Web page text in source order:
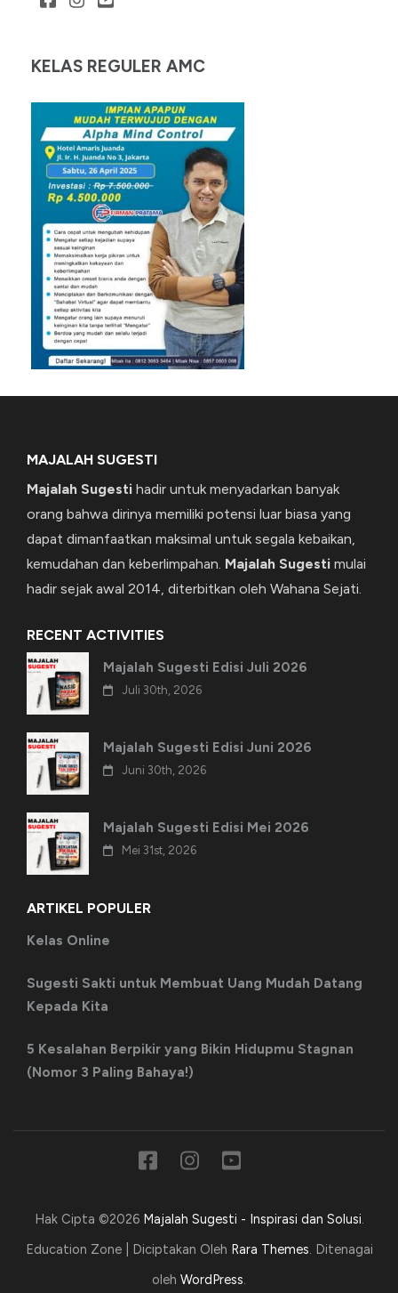
KELAS REGULER AMC
MAJALAH SUGESTI
Majalah Sugesti hadir untuk menyadarkan banyak
orang bahwa dirinya memiliki potensi luar biasa yang
dapat dimanfaatkan maksimal untuk segala kebaikan,
kemudahan dan keberlimpahan. Majalah Sugesti mulai
hadir sejak awal 2014, diterbitkan oleh Wahana Sejati.
RECENT ACTIVITIES
Majalah Sugesti Edisi Juli 2026
Juli 30th, 2026
Majalah Sugesti Edisi Juni 2026
Juni 30th, 2026
Majalah Sugesti Edisi Mei 2026
Mei 31st, 2026
ARTIKEL POPULER
Kelas Online
Sugesti Sakti untuk Membuat Uang Mudah Datang
Kepada Kita
5 Kesalahan Berpikir yang Bikin Hidupmu Stagnan
(Nomor 3 Paling Bahaya!)
Hak Cipta ©2026 Majalah Sugesti - Inspirasi dan Solusi.
Education Zone | Diciptakan Oleh Rara Themes. Ditenagai
oleh WordPress.